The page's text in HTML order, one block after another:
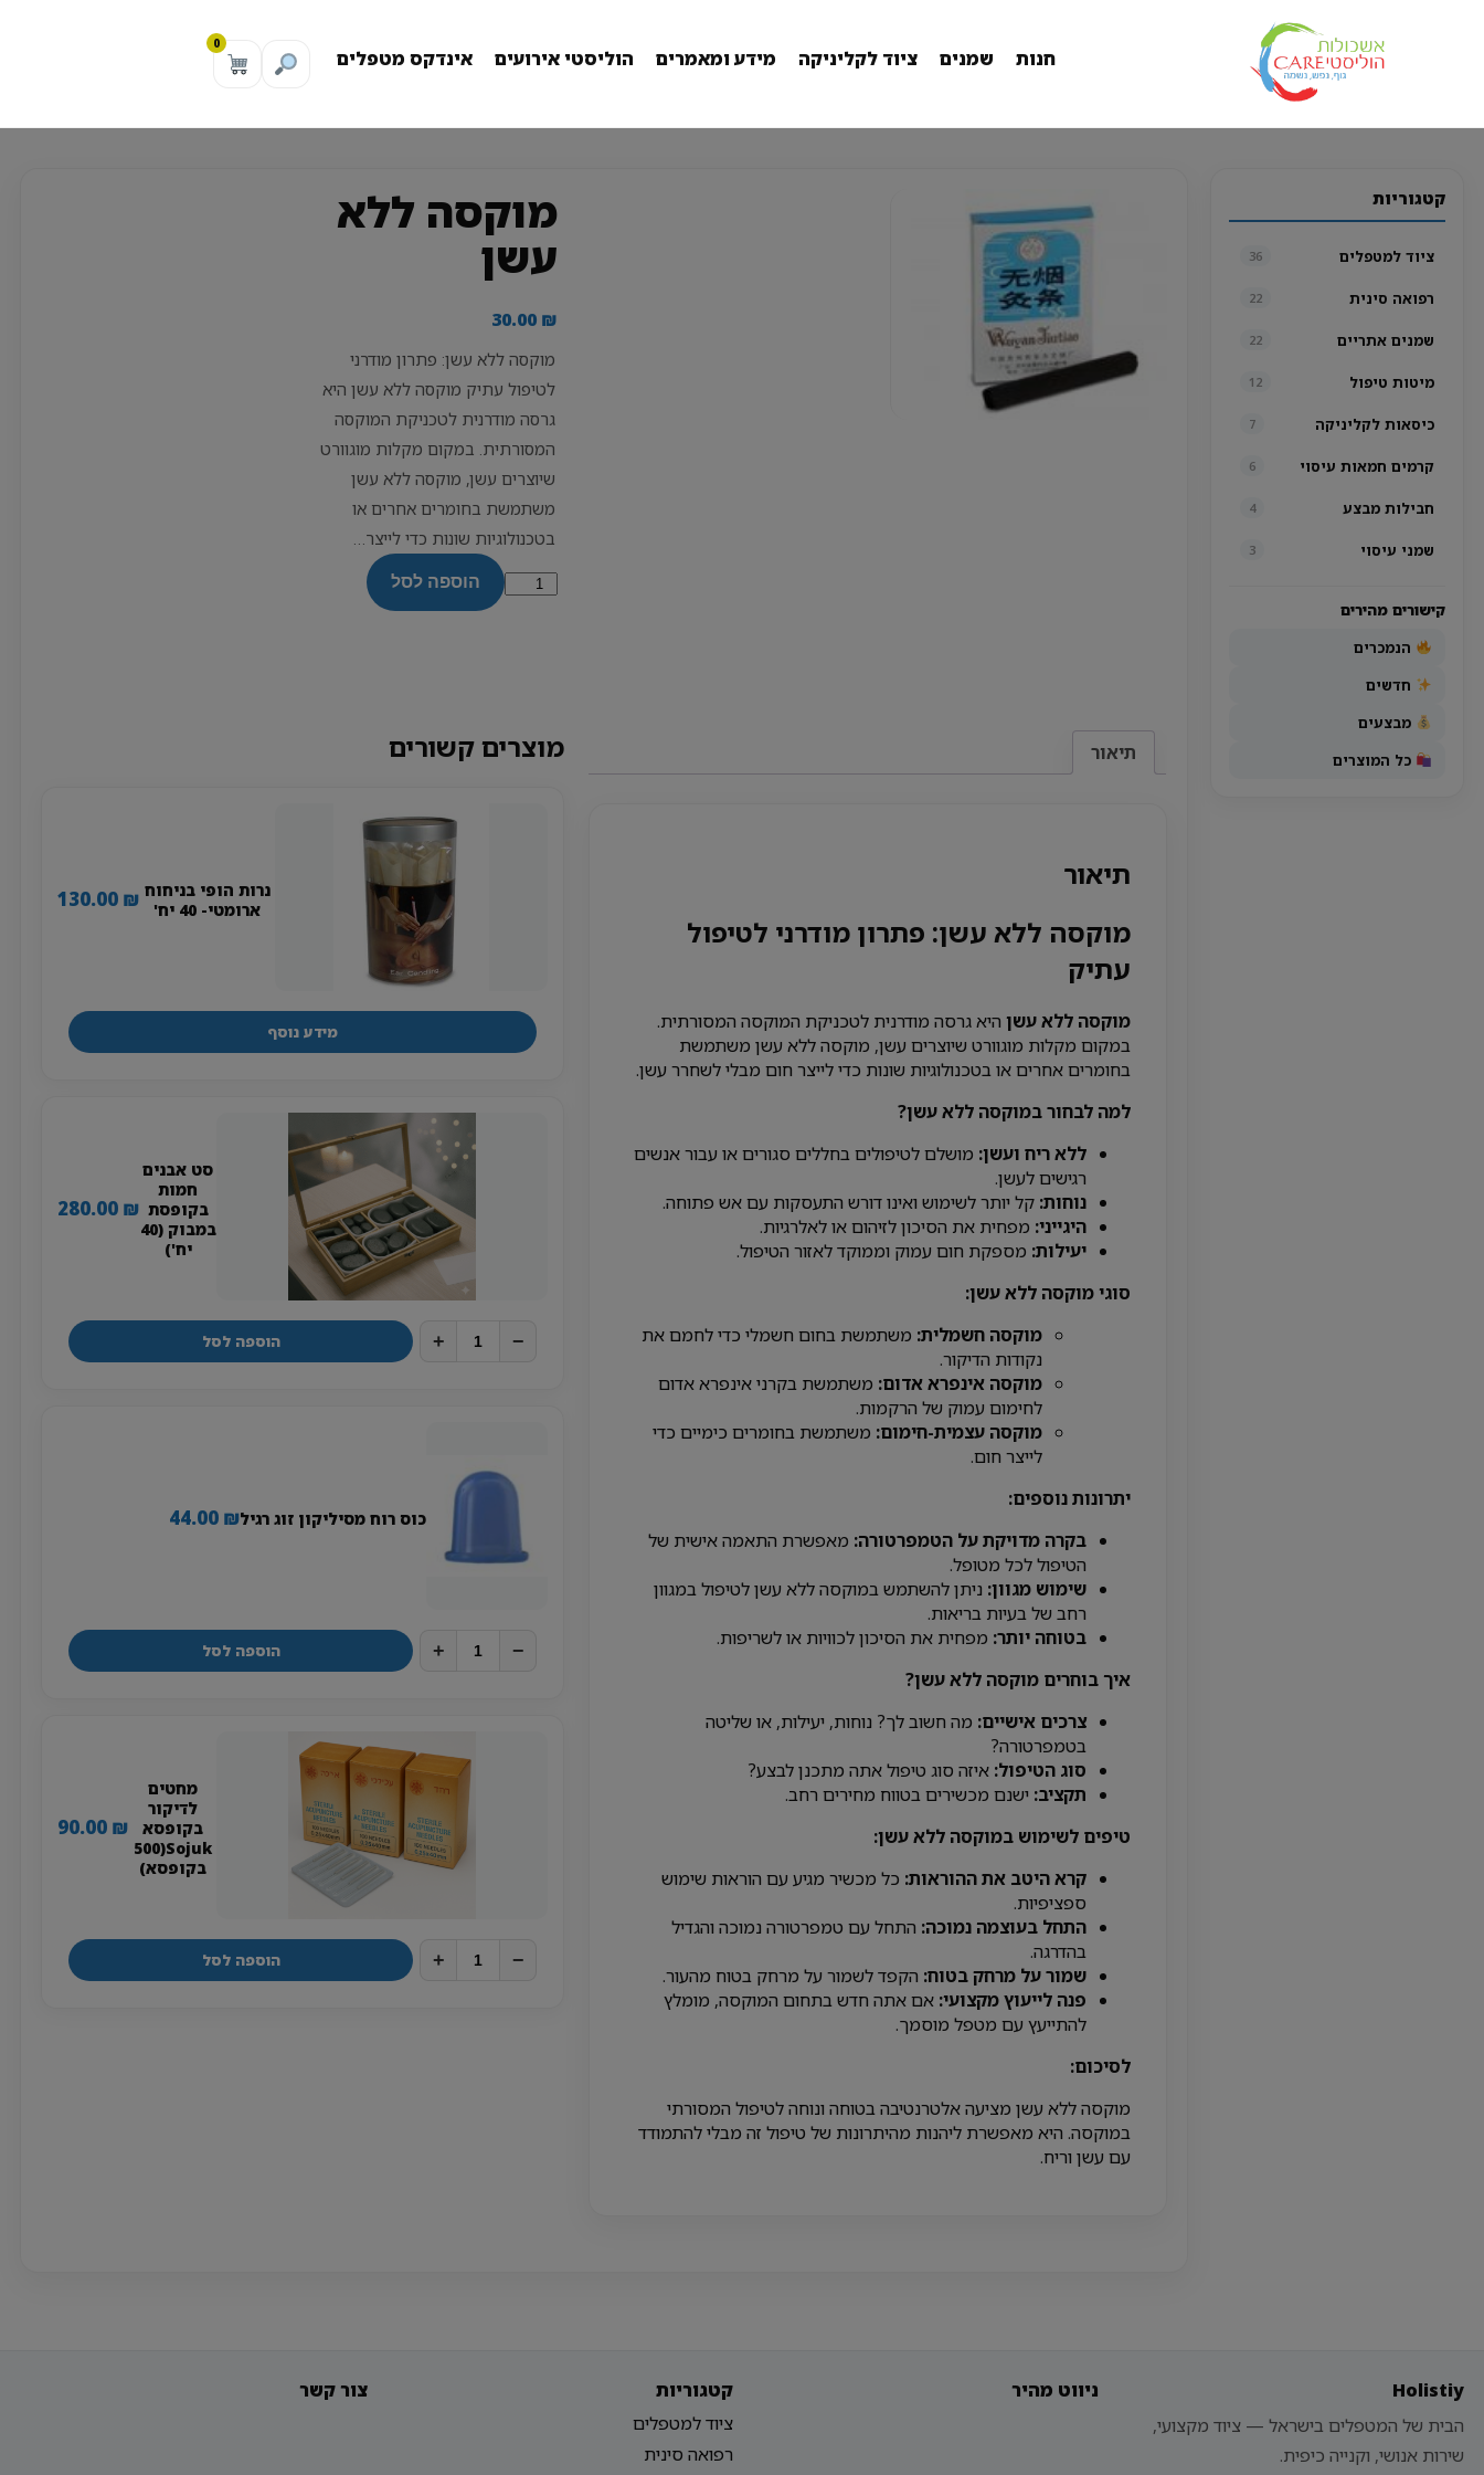
חנות שמנים ציוד לקליניקה מידע ומאמרים הוליסטי אירועים אינדקס מטפלים
0
קטגוריות
ציוד למטפלים 36
רפואה סינית 22
שמנים אתריים 22
מיטות טיפול 12
כיסאות לקליניקה 7
קרמים חמאות עיסוי 6
חבילות מבצע 4
שמני עיסוי 3
קישורים מהירים
הנמכרים
חדשים
מבצעים
כל המוצרים
מוקסה ללא
עשן
30.00 ₪
מוקסה ללא עשן: פתרון מודרני
לטיפול עתיק מוקסה ללא עשן היא
גרסה מודרנית לטכניקת המוקסה
המסורתית. במקום מקלות מוגוורט
שיוצרים עשן, מוקסה ללא עשן
משתמשת בחומרים אחרים או
בטכנולוגיות שונות כדי לייצר…
כמות
הוספה לסל
תיאור
תיאור
מוקסה ללא עשן: פתרון מודרני לטיפול
עתיק
מוקסה ללא עשן היא גרסה מודרנית לטכניקת המוקסה המסורתית.
במקום מקלות מוגוורט שיוצרים עשן, מוקסה ללא עשן משתמשת
בחומרים אחרים או בטכנולוגיות שונות כדי לייצר חום מבלי לשחרר עשן.
למה לבחור במוקסה ללא עשן?
ללא ריח ועשן: מושלם לטיפולים בחללים סגורים או עבור אנשים
רגישים לעשן.
נוחות: קל יותר לשימוש ואינו דורש התעסקות עם אש פתוחה.
היגייני: מפחית את הסיכון לזיהום או לאלרגיות.
יעילות: מספקת חום עמוק וממוקד לאזור הטיפול.
סוגי מוקסה ללא עשן:
מוקסה חשמלית: משתמשת בחום חשמלי כדי לחמם את
נקודות הדיקור.
מוקסה אינפרא אדום: משתמשת בקרני אינפרא אדום
לחימום עמוק של הרקמות.
מוקסה עצמית-חימום: משתמשת בחומרים כימיים כדי
לייצר חום.
יתרונות נוספים:
בקרה מדויקת על הטמפרטורה: מאפשרת התאמה אישית של
הטיפול לכל מטופל.
שימוש מגוון: ניתן להשתמש במוקסה ללא עשן לטיפול במגוון
רחב של בעיות בריאות.
בטוחה יותר: מפחית את הסיכון לכוויות או לשריפות.
איך בוחרים מוקסה ללא עשן?
צרכים אישיים: מה חשוב לך? נוחות, יעילות, או שליטה
בטמפרטורה?
סוג הטיפול: איזה סוג טיפול אתה מתכנן לבצע?
תקציב: ישנם מכשירים בטווח מחירים רחב.
טיפים לשימוש במוקסה ללא עשן:
קרא היטב את ההוראות: כל מכשיר מגיע עם הוראות שימוש
ספציפיות.
התחל בעוצמה נמוכה: התחל עם טמפרטורה נמוכה והגדיל
בהדרגה.
שמור על מרחק בטוח: הקפד לשמור על מרחק בטוח מהעור.
פנה לייעוץ מקצועי: אם אתה חדש בתחום המוקסה, מומלץ
להתייעץ עם מטפל מוסמך.
לסיכום:
מוקסה ללא עשן מציעה אלטרנטיבה בטוחה ונוחה לטיפול המסורתי
במוקסה. היא מאפשרת ליהנות מהיתרונות של טיפול זה מבלי להתמודד
עם עשן וריח.
מוצרים קשורים
נרות הופי בניחוח
ארומטי- 40 יח'
130.00 ₪
מידע נוסף
סט אבנים
חמות
בקופסת
במבוק (40
יח')
280.00 ₪
−
+ הוספה לסל
כוס רוח מסיליקון זוג רגיל 44.00 ₪
−
+ הוספה לסל
מחטים
לדיקור
בקופסא
Sojuk(500
בקופסא)
90.00 ₪
−
+ הוספה לסל
Holistiy
הבית של המטפלים בישראל — ציוד מקצועי,
שירות אנושי, וקנייה כיפית.
ניווט מהיר
קטגוריות
ציוד למטפלים
רפואה סינית
צור קשר